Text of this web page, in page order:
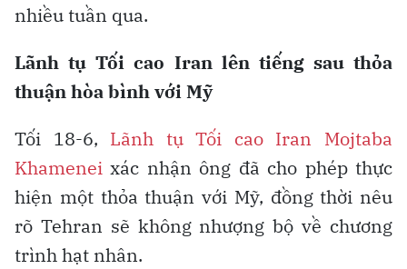
nhiều tuần qua.
Lãnh tụ Tối cao Iran lên tiếng sau thỏa
thuận hòa bình với Mỹ
Tối 18-6, Lãnh tụ Tối cao Iran Mojtaba
Khamenei xác nhận ông đã cho phép thực
hiện một thỏa thuận với Mỹ, đồng thời nêu
rõ Tehran sẽ không nhượng bộ về chương
trình hạt nhân.